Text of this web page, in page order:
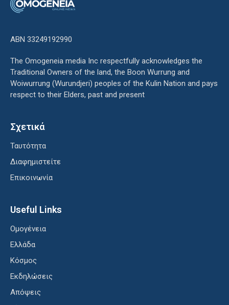
ΑΒΝ 33249192990
The Omogeneia media Inc respectfully acknowledges the
Traditional Owners of the land, the Boon Wurrung and
Woiwurrung (Wurundjeri) peoples of the Kulin Nation and pays
respect to their Elders, past and present
Σχετικά
Ταυτότητα
Διαφημιστείτε
Επικοινωνία
Useful Links
Ομογένεια
Ελλάδα
Κόσμος
Εκδηλώσεις
Απόψεις